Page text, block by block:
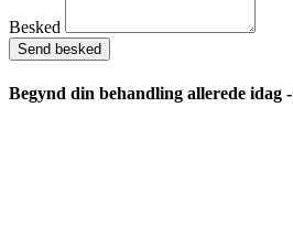
Besked
Send besked
Begynd din behandling allerede idag -